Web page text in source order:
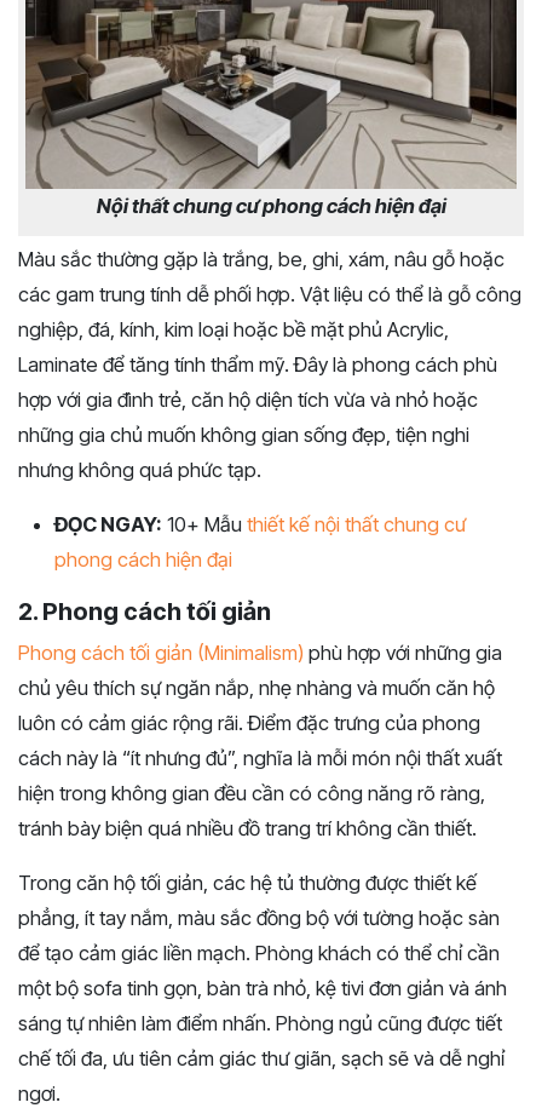
Nội thất chung cư phong cách hiện đại
Màu sắc thường gặp là trắng, be, ghi, xám, nâu gỗ hoặc
các gam trung tính dễ phối hợp. Vật liệu có thể là gỗ công
nghiệp, đá, kính, kim loại hoặc bề mặt phủ Acrylic,
Laminate để tăng tính thẩm mỹ. Đây là phong cách phù
hợp với gia đình trẻ, căn hộ diện tích vừa và nhỏ hoặc
những gia chủ muốn không gian sống đẹp, tiện nghi
nhưng không quá phức tạp.
ĐỌC NGAY: 10+ Mẫu thiết kế nội thất chung cư
phong cách hiện đại
2. Phong cách tối giản
Phong cách tối giản (Minimalism) phù hợp với những gia
chủ yêu thích sự ngăn nắp, nhẹ nhàng và muốn căn hộ
luôn có cảm giác rộng rãi. Điểm đặc trưng của phong
cách này là “ít nhưng đủ”, nghĩa là mỗi món nội thất xuất
hiện trong không gian đều cần có công năng rõ ràng,
tránh bày biện quá nhiều đồ trang trí không cần thiết.
Trong căn hộ tối giản, các hệ tủ thường được thiết kế
phẳng, ít tay nắm, màu sắc đồng bộ với tường hoặc sàn
để tạo cảm giác liền mạch. Phòng khách có thể chỉ cần
một bộ sofa tinh gọn, bàn trà nhỏ, kệ tivi đơn giản và ánh
sáng tự nhiên làm điểm nhấn. Phòng ngủ cũng được tiết
chế tối đa, ưu tiên cảm giác thư giãn, sạch sẽ và dễ nghỉ
ngơi.